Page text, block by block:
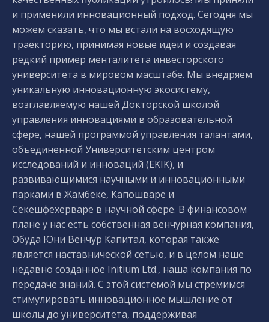
и применили инновационный подход. Сегодня мы
можем сказать, что мы встали на восходящую
траекторию, принимая новые идеи и создавая
редкий пример менталитета инвесторского
университета в мировом масштабе. Мы внедряем
уникальную инновационную экосистему,
возглавляемую нашей Докторской школой
управления инновациями в образовательной
сфере, нашей программой управления талантами,
объединенной Университетским центром
исследований и инноваций (EKIK), и
развивающимися научными и инновационными
парками в Жамбеке, Капошваре и
Секешфехерваре в научной сфере. В финансовом
плане у нас есть собственная венчурная компания,
Обуда Юни Венчур Капитал, которая также
является наставнической сетью, и в целом наше
недавно созданное Initium Ltd., наша компания по
передаче знаний. С этой системой мы стремимся
стимулировать инновационное мышление от
школы до университета, поддерживая